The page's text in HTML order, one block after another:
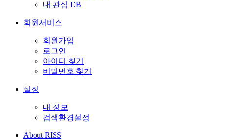
내 관심 DB
회원서비스
회원가입
로그인
아이디 찾기
비밀번호 찾기
설정
내 정보
검색환경설정
About RISS